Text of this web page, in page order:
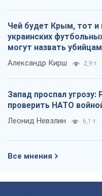
Чей будет Крым, тот и
украинских
могут назвать
Александр Кирш 2,9 т.
Запад проспал
проверить НАТО
Леонид Невзлин 6,1 т.
Все мнения